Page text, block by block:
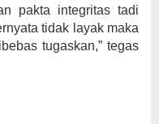
pakta integritas tadi
tidak layak maka
tugaskan,” tegas